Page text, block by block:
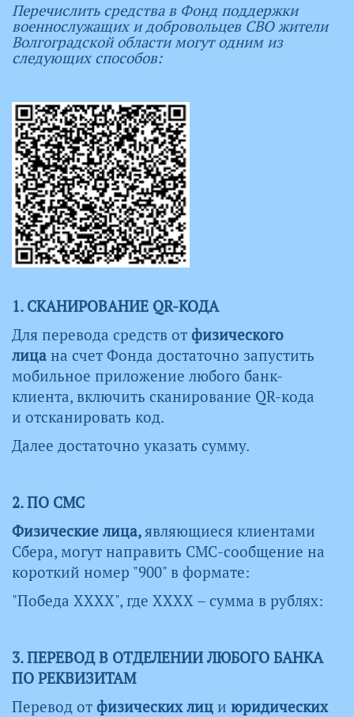
Перечислить средства в Фонд поддержки
военнослужащих и добровольцев СВО жители
Волгоградской области могут одним из
следующих способов:
1. СКАНИРОВАНИЕ QR-КОДА
Для перевода средств от физического
лица на счет Фонда достаточно запустить
мобильное приложение любого банк-
клиента, включить сканирование QR-кода
и отсканировать код.
Далее достаточно указать сумму.
2. ПО СМС
Физические лица,являющиеся клиентами
Сбера, могут направить СМС-сообщение на
короткий номер "900" в формате:
"Победа ХХХХ", где ХХХХ – сумма в рублях:
3. ПЕРЕВОД В ОТДЕЛЕНИИ ЛЮБОГО БАНКА
ПО РЕКВИЗИТАМ
Перевод от физических лиц и юридических